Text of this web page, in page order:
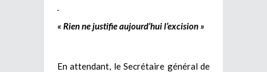
« Rien ne justifie aujourd’hui l’excision »
En attendant, le Secrétaire général de